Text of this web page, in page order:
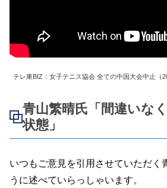
テレ東BIZ：女子テニス協会 全ての中国大会中止（
青山繁晴氏「間違いな
状態」
いつもご意見を引用させていただく
うに述べていらっしゃいます。